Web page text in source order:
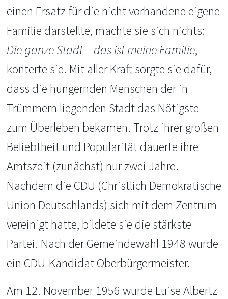
einen Ersatz für die nicht vorhandene eigene
Familie darstellte, machte sie sich nichts:
Die ganze Stadt – das ist meine Familie,
konterte sie. Mit aller Kraft sorgte sie dafür,
dass die hungernden Menschen der in
Trümmern liegenden Stadt das Nötigste
zum Überleben bekamen. Trotz ihrer großen
Beliebtheit und Popularität dauerte ihre
Amtszeit (zunächst) nur zwei Jahre.
Nachdem die CDU (Christlich Demokratische
Union Deutschlands) sich mit dem Zentrum
vereinigt hatte, bildete sie die stärkste
Partei. Nach der Gemeindewahl 1948 wurde
ein CDU-Kandidat Oberbürgermeister.
Am 12. November 1956 wurde Luise Albertz